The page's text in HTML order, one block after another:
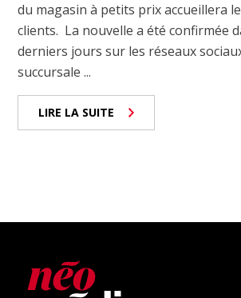
du magasin à petits prix accueillera
clients. La nouvelle a été confirmée
derniers jours sur les réseaux
succursale ...
LIRE LA SUITE